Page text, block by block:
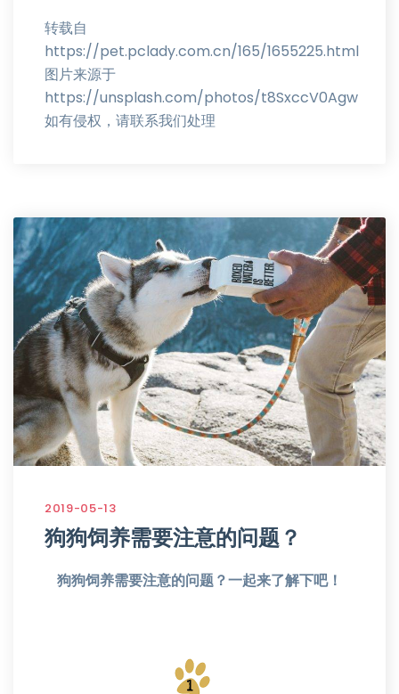
转载自
https://pet.pclady.com.cn/165/1655225.html
图片来源于
https://unsplash.com/photos/t8SxccV0Agw
如有侵权，请联系我们处理
2019-05-13
狗狗饲养需要注意的问题？
狗狗饲养需要注意的问题？一起来了解下吧！